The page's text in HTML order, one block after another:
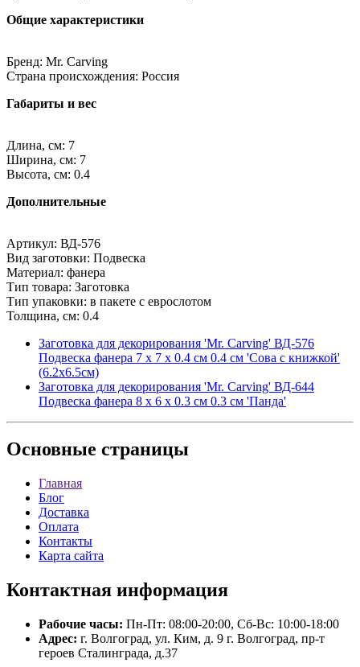
Общие характеристики
Бренд: Mr. Carving
Страна происхождения: Россия
Габариты и вес
Длина, см: 7
Ширина, см: 7
Высота, см: 0.4
Дополнительные
Артикул: ВД-576
Вид заготовки: Подвеска
Материал: фанера
Тип товара: Заготовка
Тип упаковки: в пакете с еврослотом
Толщина, см: 0.4
Заготовка для декорирования 'Mr. Carving' ВД-576
Подвеска фанера 7 х 7 х 0.4 см 0.4 см 'Сова с книжкой'
(6.2х6.5см)
Заготовка для декорирования 'Mr. Carving' ВД-644
Подвеска фанера 8 х 6 х 0.3 см 0.3 см 'Панда'
Основные страницы
Главная
Блог
Доставка
Оплата
Контакты
Карта сайта
Контактная информация
Рабочие часы: Пн-Пт: 08:00-20:00, Сб-Вс: 10:00-18:00
Адрес: г. Волгоград, ул. Ким, д. 9 г. Волгоград, пр-т
героев Сталинграда, д.37